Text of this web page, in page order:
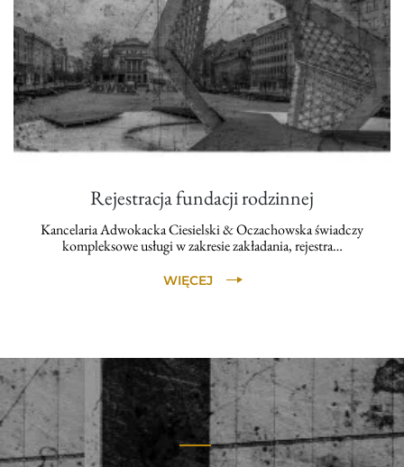
Rejestracja fundacji rodzinnej
Kancelaria Adwokacka Ciesielski & Oczachowska świadczy
kompleksowe usługi w zakresie zakładania, rejestra…
WIĘCEJ